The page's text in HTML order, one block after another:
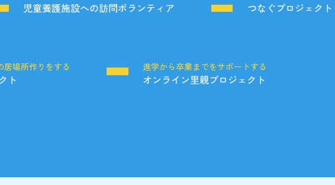
児童養護施設への訪問ボランティア つなぐプロジェクト
場所作りをする
ト
進学から卒業までをサポートする
オンライン里親プロジェクト